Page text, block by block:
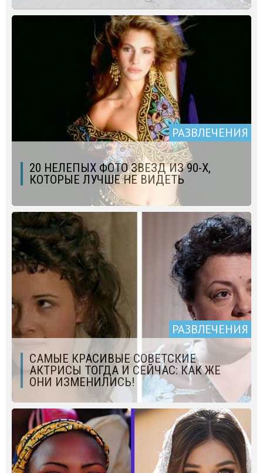
РАЗВЛЕЧЕНИЯ
20 НЕЛЕПЫХ ФОТО ЗВЕЗД ИЗ 90-Х,
КОТОРЫЕ ЛУЧШЕ НЕ ВИДЕТЬ
РАЗВЛЕЧЕНИЯ
САМЫЕ КРАСИВЫЕ СОВЕТСКИЕ
АКТРИСЫ ТОГДА И СЕЙЧАС: КАК ЖЕ
ОНИ ИЗМЕНИЛИСЬ!